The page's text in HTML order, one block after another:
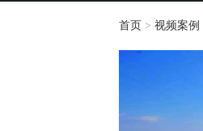
首页 > 视频案例